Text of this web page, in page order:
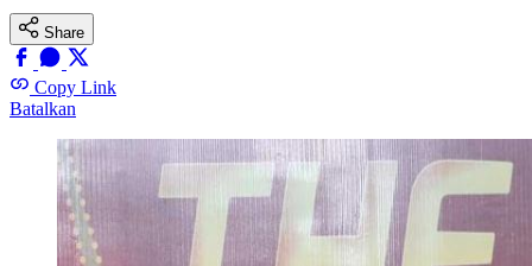
Share
Copy Link
Batalkan